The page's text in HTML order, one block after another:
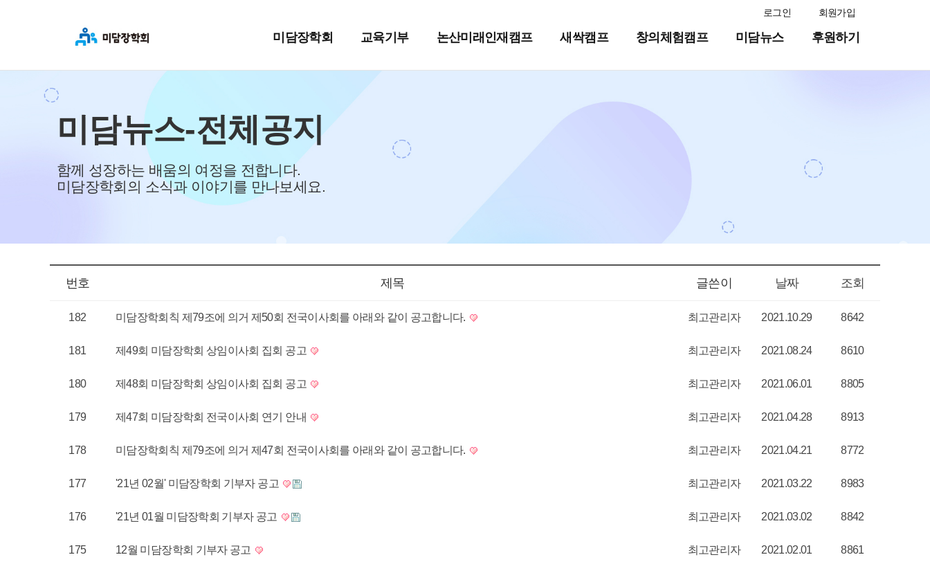
로그인 회원가입
미담장학회 교육기부 논산미래인재캠프 새싹캠프 창의체험캠프 미담뉴스 후원하기
미담뉴스-전체공지
함께 성장하는 배움의 여정을 전합니다.
미담장학회의 소식과 이야기를 만나보세요.
번호 제목 글쓴이 날짜 조회
182 미담장학회칙 제79조에 의거 제50회 전국이사회를 아래와 같이 공고합니다. 최고관리자 2021.10.29 8642
181 제49회 미담장학회 상임이사회 집회 공고 최고관리자 2021.08.24 8610
180 제48회 미담장학회 상임이사회 집회 공고 최고관리자 2021.06.01 8805
179 제47회 미담장학회 전국이사회 연기 안내 최고관리자 2021.04.28 8913
178 미담장학회칙 제79조에 의거 제47회 전국이사회를 아래와 같이 공고합니다. 최고관리자 2021.04.21 8772
177 '21년 02월' 미담장학회 기부자 공고 최고관리자 2021.03.22 8983
176 '21년 01월 미담장학회 기부자 공고 최고관리자 2021.03.02 8842
175 12월 미담장학회 기부자 공고 최고관리자 2021.02.01 8861